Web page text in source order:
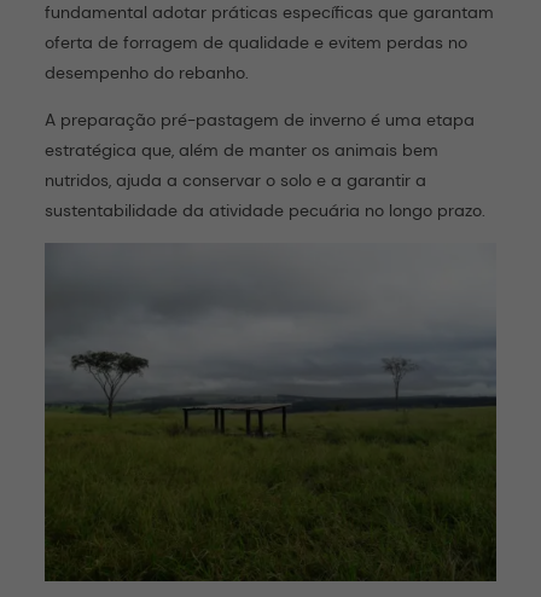
fundamental adotar práticas específicas que garantam
oferta de forragem de qualidade e evitem perdas no
desempenho do rebanho.
A preparação pré-pastagem de inverno é uma etapa
estratégica que, além de manter os animais bem
nutridos, ajuda a conservar o solo e a garantir a
sustentabilidade da atividade pecuária no longo prazo.